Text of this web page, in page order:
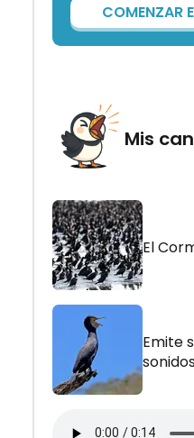
COMENZAR
Mis
El
Emite